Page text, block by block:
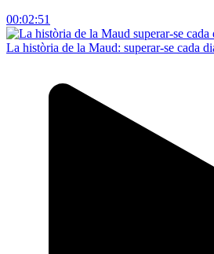
00:02:51
La història de la Maud: superar-se cada